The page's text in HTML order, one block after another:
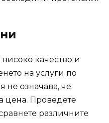
качество и
на услуги по
не означава, че
цена. Проведете
различните